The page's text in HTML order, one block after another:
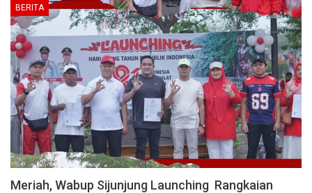
BERITA
Meriah, Wabup Sijunjung Launching Rangkaian